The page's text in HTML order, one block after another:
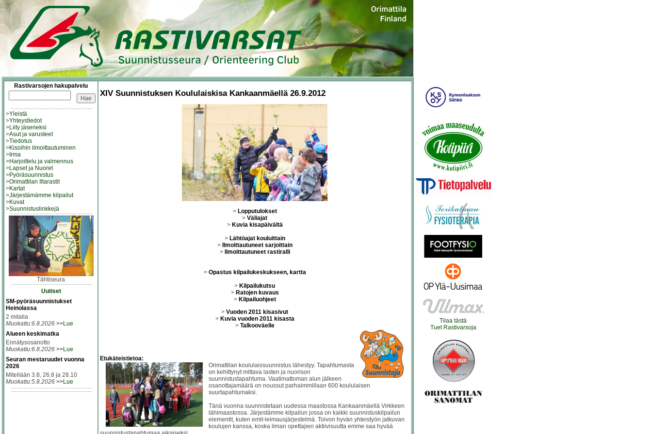
Rastivarsojen hakupalvelu
>Yleistä
>Yhteystiedot
>Liity jäseneksi
>Asut ja varusteet
>Tiedotus
>Kisoihin ilmoittautuminen
> Irma
>Harjoittelu ja valmennus
>Lapset ja Nuoret
>Pyöräsuunnistus
>Orimattilan Iltarastit
>Kartat
>Järjestämämme kilpailut
>Kuvat
>Suunnistuslinkkejä
Tähtiseura
Uutiset
SM-pyöräsuunnistukset
Heinolassa
2 mitalia
Muokattu:6.8.2026 >>Lue
Alueen keskimatka
Ennätysosanotto
Muokattu:6.8.2026 >>Lue
Seuran mestaruudet vuonna
2026
Mitellään 3.8, 26.8 ja 28.10
Muokattu:5.8.2026 >>Lue
XIV Suunnistuksen Koululaiskisa Kankaanmäellä 26.9.2012
> Lopputulokset
> Väliajat
> Kuvia kisapäivältä
> Lähtöajat kouluittain
>
Ilmoittautuneet sarjoittain
>
Ilmoittautuneet rastiralli
> Opastus kilpailukeskukseen, kartta
> Kilpailukutsu
> Ratojen kuvaus
> Kilpailuohjeet
> Vuoden 2011 kisasivut
> Kuvia vuoden 2011 kisasta
> Talkooväelle
Etukäteistietoa:
Orimattilan koululaissuunnistus lähestyy. Tapahtumasta
on kehittynyt mittava lasten ja nuorison
suunnistustapahtuma. Vaatimattoman alun jälkeen
osanottajamäärä on noussut parhaimmillaan 600 koululaisen
suurtapahtumaksi.
Tänä vuonna suunnistetaan uudessa maastossa Kankaanmäellä Virkkeen
lähimaastossa. Järjestämme kilpailun jossa on kaikki suunnistuskilpailun
elementit, kuten emit-leimausjärjestelmä. Toivon hyvän yhteistyön jatkuvan
koulujen kanssa, koska ilman opettajien aktiivisuutta emme saa hyvää
Tilaa tästä
Tuet Rastivarsoja